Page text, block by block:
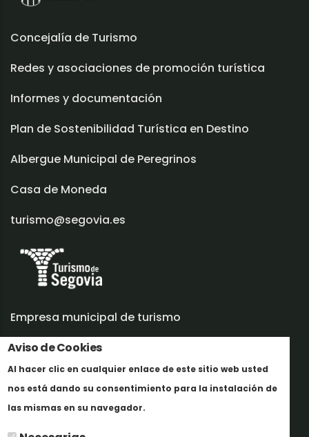
Aviso de Cookies
Al hacer clic en cualquier enlace de este sitio web usted
nos está dando su consentimiento para la instalación de
las mismas en su navegador.
Concejalía de Turismo
Redes y asociaciones de promoción turística
Informes y documentación
Plan de Sostenibilidad Turística en Destino
Albergue Municipal de Peregrinos
Casa de Moneda
turismo@segovia.es
Empresa municipal de turismo
Trabaja con nosotros
Informes y documentación
Perfil del contratante